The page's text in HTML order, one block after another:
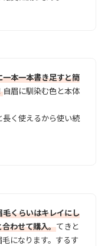
本一本書き足すと簡
自眉に馴染む色と本体
長く使えるから使い続
毛くらいはキレイにし
わせて購入。てきと
になります。するす